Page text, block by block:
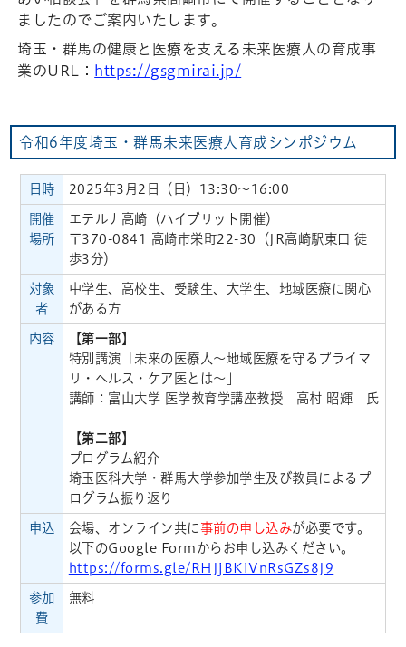
ましたのでご案内いたします。
埼玉・群馬の健康と医療を支える未来医療人の育成事
業のURL： https://gsgmirai.jp/
令和6年度埼玉・群馬未来医療人育成シンポジウム
日時 2025年3月2日（日）13:30～16:00
開催
場所
エテルナ高崎（ハイブリット開催）
〒370-0841 高崎市栄町22-30（JR高崎駅東口 徒
歩3分）
対象
者
中学生、高校生、受験生、大学生、地域医療に関心
がある方
内容
【第一部】
特別講演「未来の医療人～地域医療を守るプライマ
リ・ヘルス・ケア医とは～」
講師：富山大学 医学教育学講座教授 高村 昭輝 氏
【第二部】
プログラム紹介
埼玉医科大学・群馬大学参加学生及び教員によるプ
ログラム振り返り
申込 会場、オンライン共に事前の申し込みが必要です。
以下のGoogle Formからお申し込みください。
https://forms.gle/RHJjBKiVnRsGZs8J9
参加
費
無料